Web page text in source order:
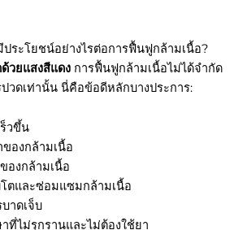
ระโยชน์อย่างไรต่อการฟื้นฟูกล้ามเนื้อ?
วยแสงสีแดง การฟื้นฟูกล้ามเนื้อไม่ได้จำกัด
วดเท่านั้น นี่คือข้อดีหลักบางประการ:
วขึ้น
องกล้ามเนื้อ
องกล้ามเนื้อ
โตและซ่อมแซมกล้ามเนื้อ
าดเจ็บ
ที่ไม่รุกรานและไม่ต้องใช้ยา